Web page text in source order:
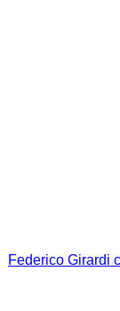
Federico Girardi